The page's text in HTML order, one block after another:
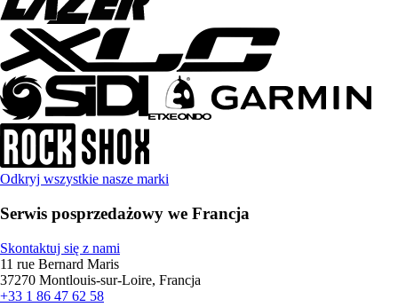
Odkryj wszystkie nasze marki
Serwis posprzedażowy we Francja
Skontaktuj się z nami
11 rue Bernard Maris
37270 Montlouis-sur-Loire, Francja
+33 1 86 47 62 58